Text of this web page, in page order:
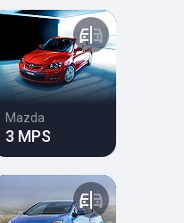
Mazda
3 MPS